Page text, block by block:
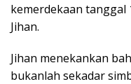
kemerdekaan tanggal
Jihan.
Jihan menekankan
bukanlah sekadar